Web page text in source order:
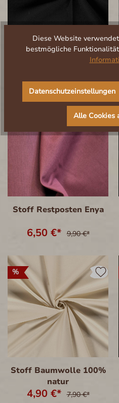
Stoff Waffelpiqué
Stoff Restposten Enya
6,50 €* 9,90 €*
%
Stoff Baumwolle 100%
natur
4,90 €* 7,90 €*
Diese Website
bestmögliche
Datenschutzeinstellungen
Alle Cookies